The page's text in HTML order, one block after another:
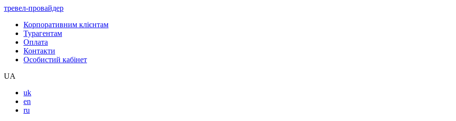
тревел-провайдер
Корпоративним клієнтам
Турагентам
Оплата
Контакти
Особистий кабінет
UA
uk
en
ru